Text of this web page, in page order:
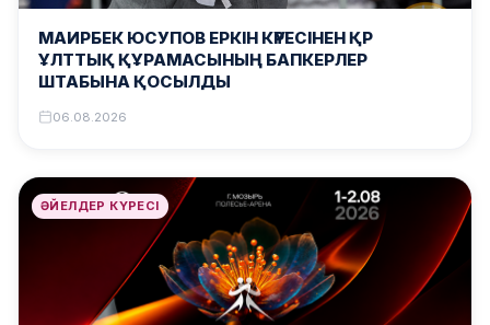
МАИРБЕК ЮСУПОВ ЕРКІН КҮРЕСІНЕН ҚР
ҰЛТТЫҚ ҚҰРАМАСЫНЫҢ БАПКЕРЛЕР
ШТАБЫНА ҚОСЫЛДЫ
06.08.2026
ӘЙЕЛДЕР КҮРЕСІ